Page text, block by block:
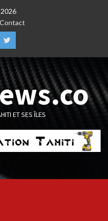
Contact
Twitter
ET SES ÎLES